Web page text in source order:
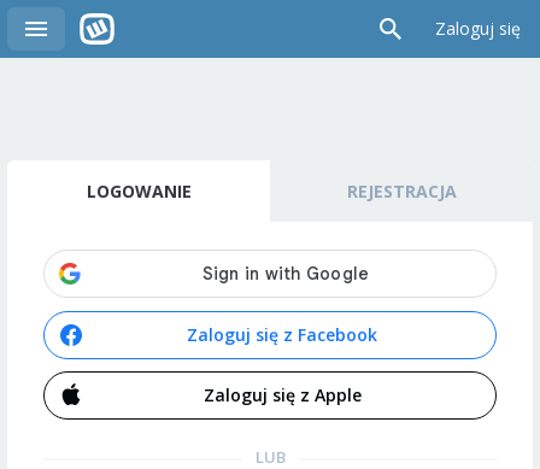
Zaloguj się
LOGOWANIE REJESTRACJA
Zaloguj się z Facebook
Zaloguj się z Apple
LUB